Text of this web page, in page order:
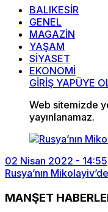
BALIKESİR
GENEL
MAGAZİN
YAŞAM
SİYASET
EKONOMİ
GİRİŞ YAPÜYE
Web sitemizde
yayınlanamaz.
02 Nisan 2022 - 14:55
Rusya’nın
MANŞET